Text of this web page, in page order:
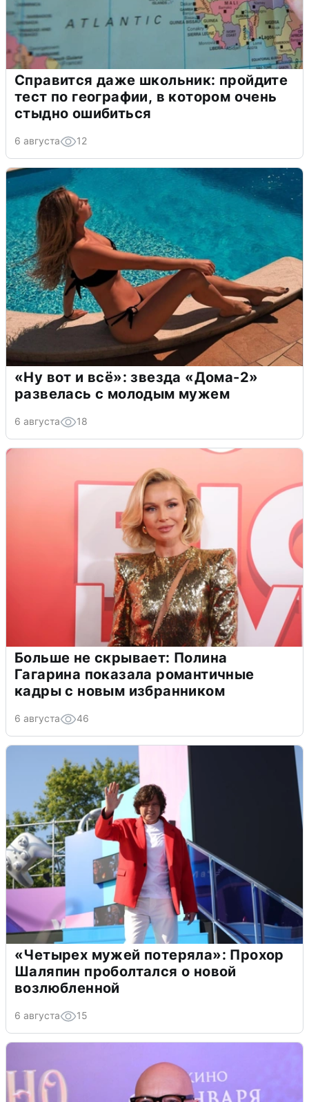
Справится даже школьник: пройдите
тест по географии, в котором очень
стыдно ошибиться
6 августа 12
«Ну вот и всё»: звезда «Дома-2»
развелась с молодым мужем
6 августа 18
Больше не скрывает: Полина
Гагарина показала романтичные
кадры с новым избранником
6 августа 46
«Четырех мужей потеряла»: Прохор
Шаляпин проболтался о новой
возлюбленной
6 августа 15